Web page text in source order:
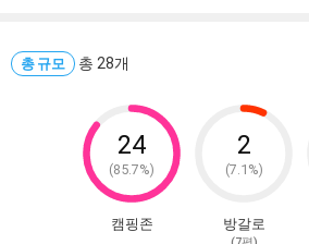
08-11(화) 일출
일출 일몰19:24
08-13(목) 일출 05:43 ~ 일몰19:23
08-14(금) 일출 05:44 ~ 일몰19:22
총 규모 총 28개
24
(85.7%)
캠핑존
2
(7.1%)
방갈로